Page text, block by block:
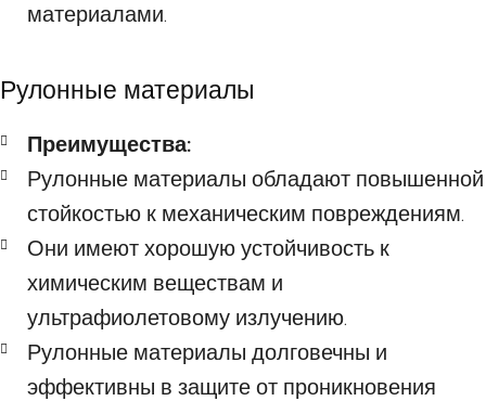
материалами.
Рулонные материалы
Преимущества:
Рулонные материалы обладают повышенной
стойкостью к механическим повреждениям.
Они имеют хорошую устойчивость к
химическим веществам и
ультрафиолетовому излучению.
Рулонные материалы долговечны и
эффективны в защите от проникновения